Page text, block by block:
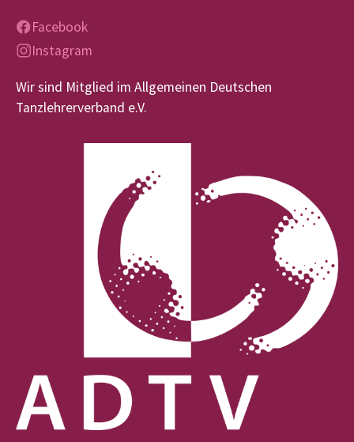
Facebook
Instagram
Wir sind Mitglied im Allgemeinen Deutschen
Tanzlehrerverband e.V.